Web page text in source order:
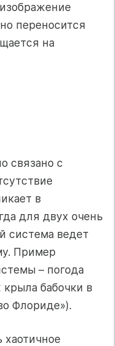
переносится
на
связано с
в
для двух очень
система ведет
Пример
– погода
бабочки в
Флориде»).